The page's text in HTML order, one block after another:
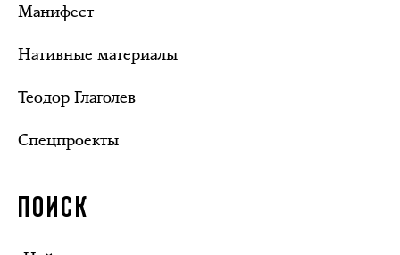
Манифест
Нативные материалы
Теодор Глаголев
Спецпроекты
ПОИСК